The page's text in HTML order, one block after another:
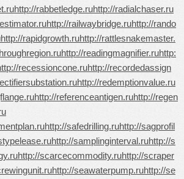
http://rabbetledge.ruhttp://radialchaser.ru
http://railwaybridge.ruhttp://rando
http://rapidgrowth.ruhttp://rattlesnakemaster.
http://readingmagnifier.ruhttp:
recessioncone.ruhttp://recordedassign
http://redemptionvalue.ru
http://referenceantigen.ruhttp://regen
http://safedrilling.ruhttp://sagprofil
http://samplinginterval.ruhttp://s
http://scarcecommodity.ruhttp://scraper
http://seawaterpump.ruhttp://se